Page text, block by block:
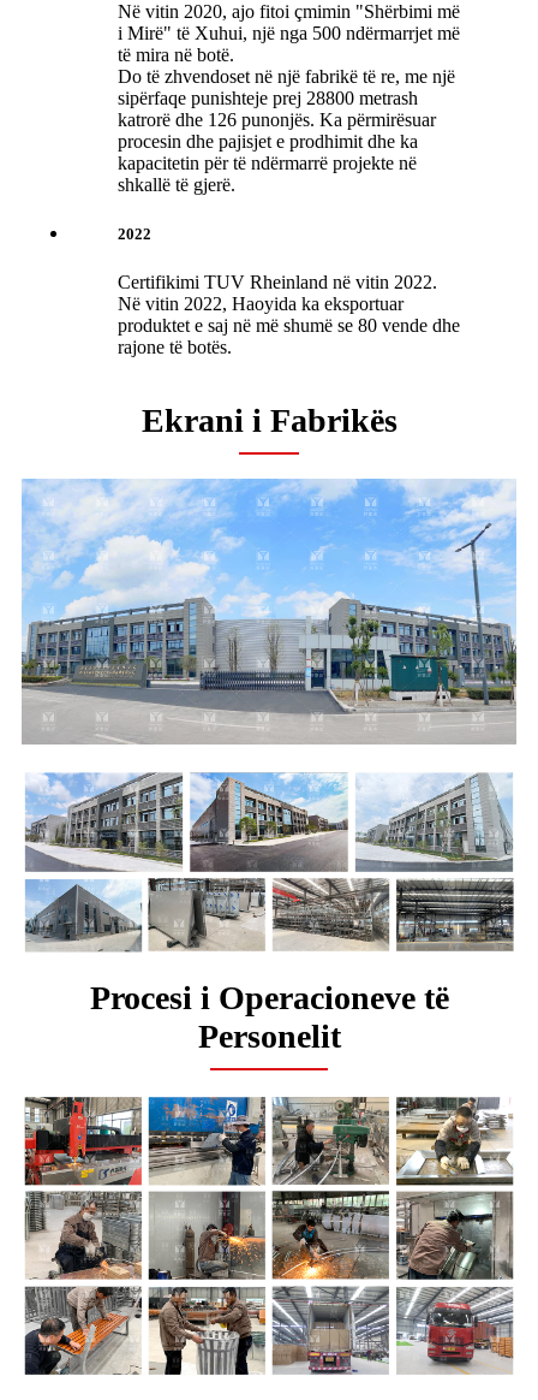
Në vitin 2020, ajo fitoi çmimin "Shërbimi më
i Mirë" të Xuhui, një nga 500 ndërmarrjet më
të mira në botë.
Do të zhvendoset në një fabrikë të re, me një
sipërfaqe punishteje prej 28800 metrash
katrorë dhe 126 punonjës. Ka përmirësuar
procesin dhe pajisjet e prodhimit dhe ka
kapacitetin për të ndërmarrë projekte në
shkallë të gjerë.
2022
Certifikimi TUV Rheinland në vitin 2022.
Në vitin 2022, Haoyida ka eksportuar
produktet e saj në më shumë se 80 vende dhe
rajone të botës.
Ekrani i Fabrikës
Procesi i Operacioneve të
Personelit